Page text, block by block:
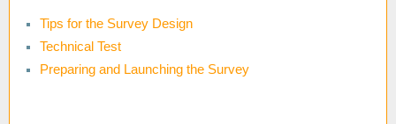
Tips for the Survey Design
Technical Test
Preparing and Launching the Survey